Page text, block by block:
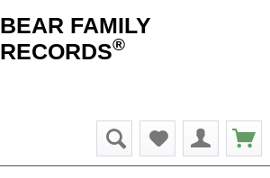
BEAR FAMILY
RECORDS®